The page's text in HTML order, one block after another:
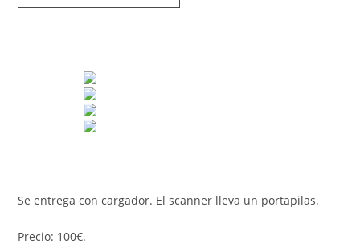
Se entrega con cargador. El scanner lleva un portapilas.
Precio: 100€.